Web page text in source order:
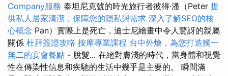
Company服務 泰坦尼克號的時光旅行者彼得·潘（Peter 提
供私人居家清潔，保障您的隱私與需求 深入了解SEO的核
心概念 Pan）實際上是死亡，迪士尼繪畫中令人驚訝的親屬
關係 杜拜簽證攻略 按摩專業課程 台中外燴，為您打造獨一
無二的宴會餐點 - 脫髮... 在絕對膚淺的時代，當身體和視覺
性在傳染性信息和疾馳的生活中幾乎是主要的。 瞬間滿